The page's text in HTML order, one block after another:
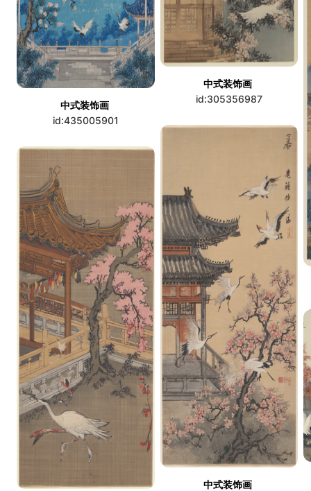
中式装饰画
id:305356987
中式装饰画
id:435005901
中式装饰画